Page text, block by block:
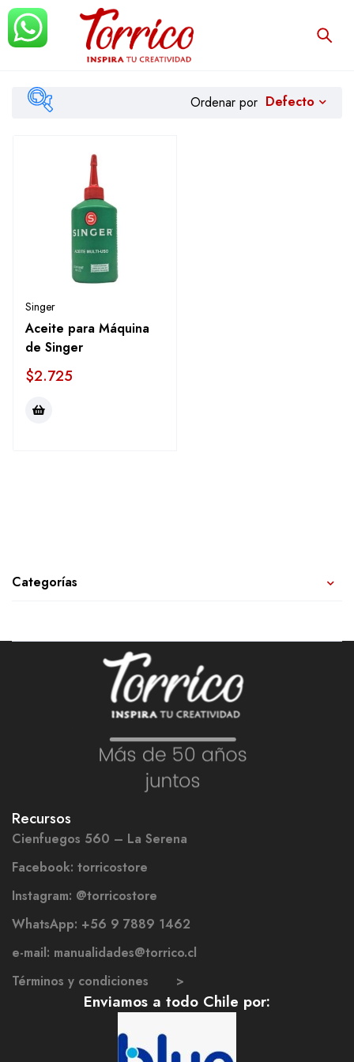
Categorías
Ordenar por Defecto
Singer
Aceite para Máquina
de Singer
$2.725
Recursos
Cienfuegos 560 – La Serena
Facebook: torricostore
Instagram: @torricostore
WhatsApp: +56 9 7889 1462
e-mail: manualidades@torrico.cl
Términos y condiciones >
Enviamos a todo Chile por: